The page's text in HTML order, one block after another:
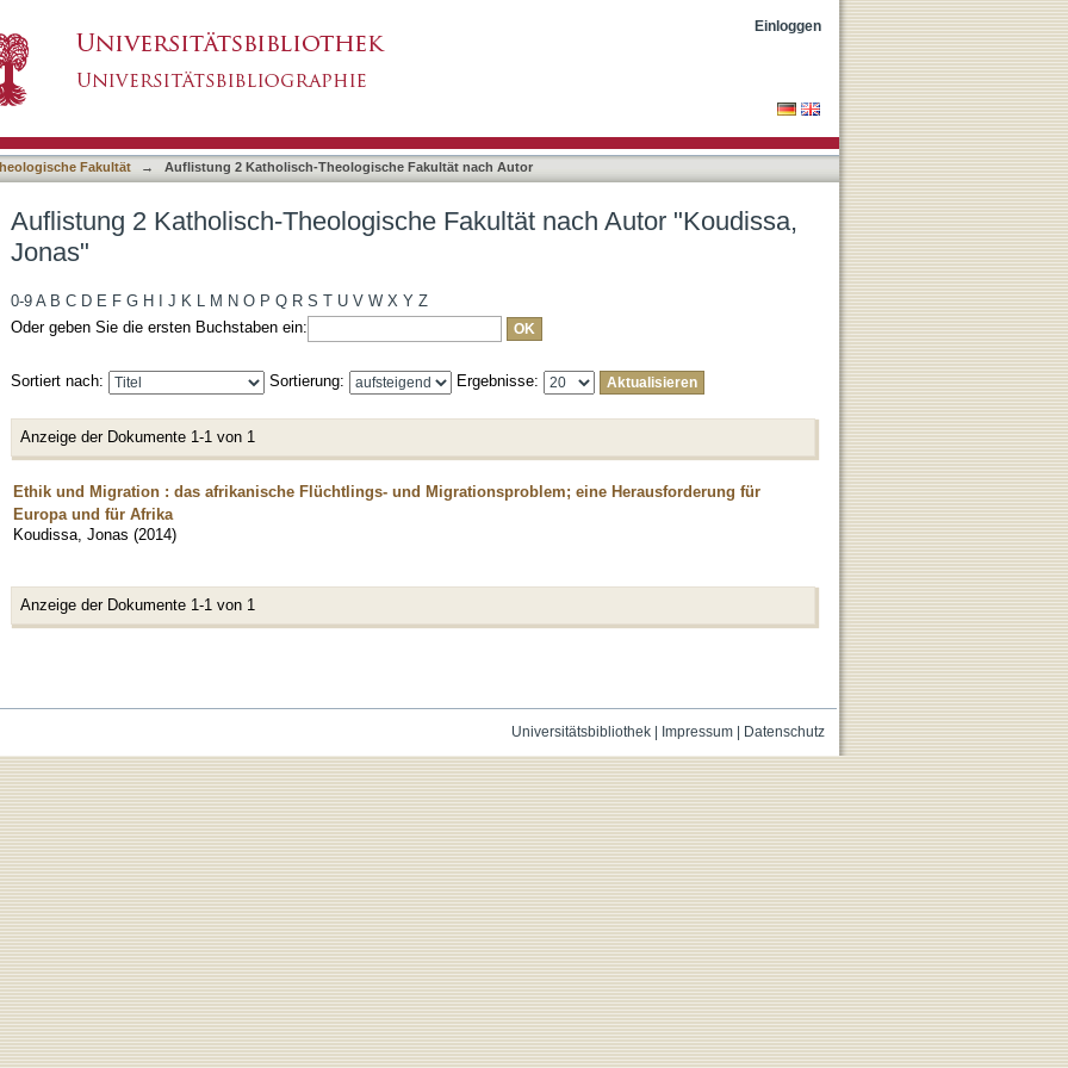
Einloggen
Fakultät → Auflistung 2 Katholisch-Theologische Fakultät nach Autor
Auflistung 2 Katholisch-Theologische Fakultät nach Autor "Koudissa,
Jonas"
0-9 A B C D E F G H J K L M N O P Q R S T U V W X Y Z
Oder geben Sie die ersten Buchstaben ein:
Sortiert nach: Sortierung: Ergebnisse:
Anzeige der Dokumente 1-1 von 1
Ethik und Migration : das afrikanische Flüchtlings- und Migrationsproblem; eine Herausforderung für
Europa und für Afrika
Koudissa, Jonas (2014)
Anzeige der Dokumente 1-1 von 1
Universitätsbibliothek| Impressum| Datenschutz